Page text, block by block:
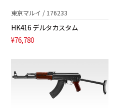
東京マルイ / 176233
HK416 デルタカスタム
¥76,780